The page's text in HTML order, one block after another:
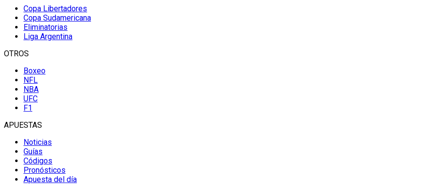
Copa Libertadores
Copa Sudamericana
Eliminatorias
Liga Argentina
OTROS
Boxeo
NFL
NBA
UFC
F1
APUESTAS
Noticias
Guías
Códigos
Pronósticos
Apuesta del día